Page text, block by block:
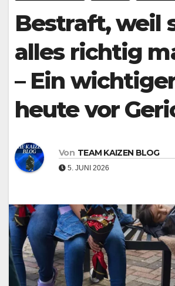
Bestraft, weil
alles richtig
– Ein
heute vor
Von TEAM KAIZEN BLOG
5. JUNI 2026